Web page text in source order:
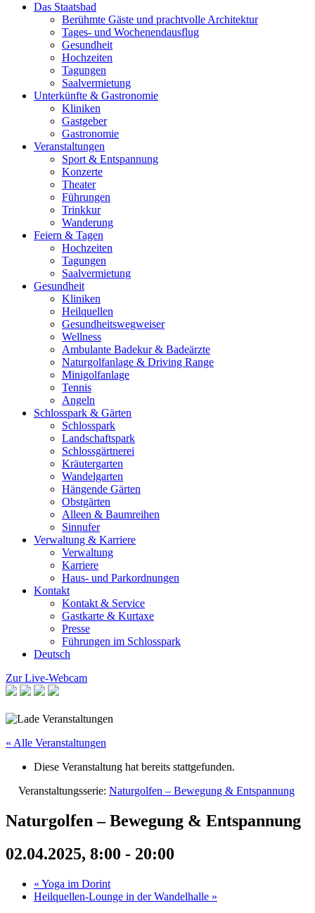
Das Staatsbad
Berühmte Gäste und prachtvolle Architektur
Tages- und Wochenendausflug
Gesundheit
Hochzeiten
Tagungen
Saalvermietung
Unterkünfte & Gastronomie
Kliniken
Gastgeber
Gastronomie
Veranstaltungen
Sport & Entspannung
Konzerte
Theater
Führungen
Trinkkur
Wanderung
Feiern & Tagen
Hochzeiten
Tagungen
Saalvermietung
Gesundheit
Kliniken
Heilquellen
Gesundheitswegweiser
Wellness
Ambulante Badekur & Badeärzte
Naturgolfanlage & Driving Range
Minigolfanlage
Tennis
Angeln
Schlosspark & Gärten
Schlosspark
Landschaftspark
Schlossgärtnerei
Kräutergarten
Wandelgarten
Hängende Gärten
Obstgärten
Alleen & Baumreihen
Sinnufer
Verwaltung & Karriere
Verwaltung
Karriere
Haus- und Parkordnungen
Kontakt
Kontakt & Service
Gastkarte & Kurtaxe
Presse
Führungen im Schlosspark
Deutsch
Zur Live-Webcam
« Alle Veranstaltungen
Diese Veranstaltung hat bereits stattgefunden.
Veranstaltungsserie: Naturgolfen – Bewegung & Entspannung
Naturgolfen – Bewegung & Entspannung
02.04.2025, 8:00 - 20:00
« Yoga im Dorint
Heilquellen-Lounge in der Wandelhalle »